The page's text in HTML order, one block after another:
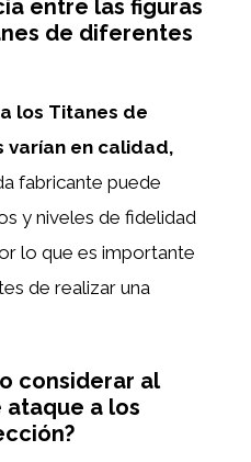
entre las figuras
de diferentes
los Titanes de
en calidad,
fabricante puede
y niveles de fidelidad
lo que es importante
de realizar una
considerar al
ataque a los